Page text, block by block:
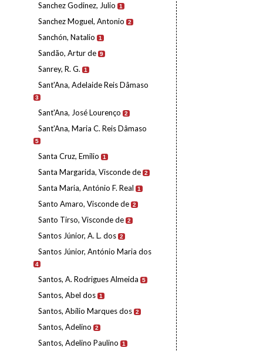
Sanchez Godinez, Julio 1
Sanchez Moguel, Antonio 2
Sanchón, Natalio 1
Sandão, Artur de 9
Sanrey, R. G. 1
Sant'Ana, Adelaide Reis Dâmaso
3
Sant'Ana, José Lourenço 2
Sant'Ana, Maria C. Reis Dâmaso
5
Santa Cruz, Emilio 1
Santa Margarida, Visconde de 2
Santa Maria, António F. Real 1
Santo Amaro, Visconde de 2
Santo Tirso, Visconde de 2
Santos Júnior, A. L. dos 2
Santos Júnior, António Maria dos
4
Santos, A. Rodrigues Almeida 5
Santos, Abel dos 1
Santos, Abílio Marques dos 2
Santos, Adelino 2
Santos, Adelino Paulino 1